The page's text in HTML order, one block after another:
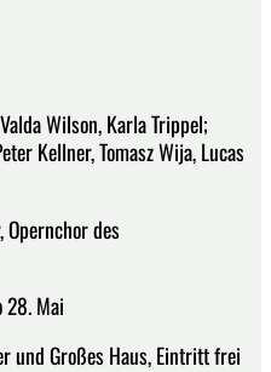
Wilson, Karla Trippel;
Kellner, Tomasz Wija, Lucas
des
28. Mai
und Großes Haus, Eintritt frei